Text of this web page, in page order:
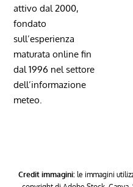
attivo dal 2000,
fondato
sull’esperienza
maturata online fin
dal 1996 nel settore
dell’informazione
meteo.
Credit immagini: le immagini